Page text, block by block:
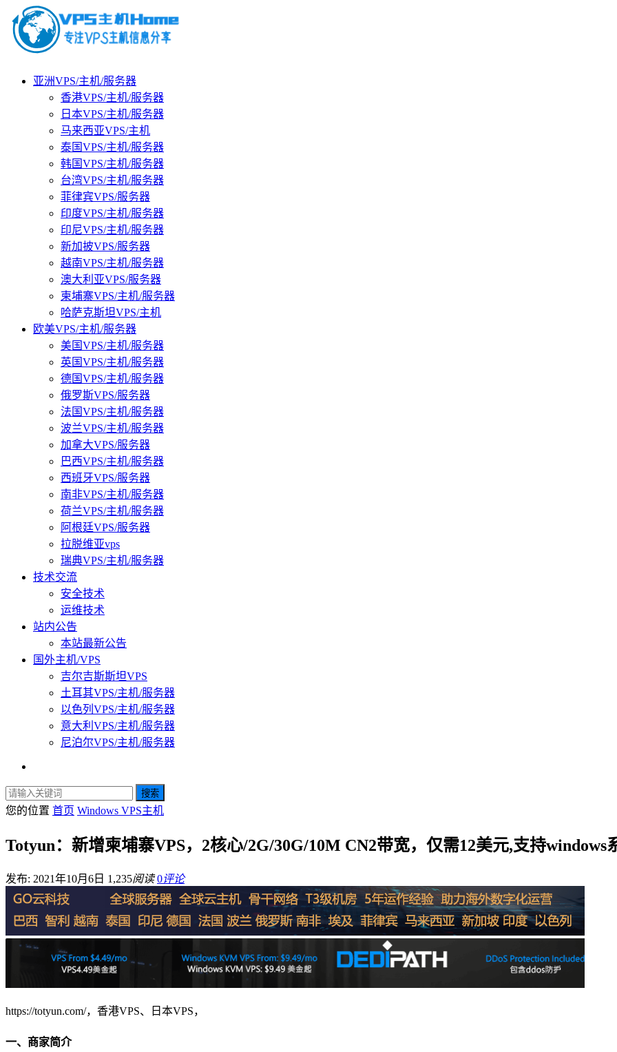
亚洲VPS/主机/服务器
香港VPS/主机/服务器
日本VPS/主机/服务器
马来西亚VPS/主机
泰国VPS/主机/服务器
韩国VPS/主机/服务器
台湾VPS/主机/服务器
菲律宾VPS/服务器
印度VPS/主机/服务器
印尼VPS/主机/服务器
新加披VPS/服务器
越南VPS/主机/服务器
澳大利亚VPS/服务器
柬埔寨VPS/主机/服务器
哈萨克斯坦VPS/主机
欧美VPS/主机/服务器
美国VPS/主机/服务器
英国VPS/主机/服务器
德国VPS/主机/服务器
俄罗斯VPS/服务器
法国VPS/主机/服务器
波兰VPS/主机/服务器
加拿大VPS/服务器
巴西VPS/主机/服务器
西班牙VPS/服务器
南非VPS/主机/服务器
荷兰VPS/主机/服务器
阿根廷VPS/服务器
拉脱维亚vps
瑞典VPS/主机/服务器
技术交流
安全技术
运维技术
站内公告
本站最新公告
国外主机/VPS
吉尔吉斯斯坦VPS
土耳其VPS/主机/服务器
以色列VPS/主机/服务器
意大利VPS/主机/服务器
尼泊尔VPS/主机/服务器
搜索
您的位置 首页 Windows VPS主机
Totyun：新增柬埔寨VPS，2核心/2G/30G/10M CN2带宽，仅需12美元,支持windows
发布: 2021年10月6日 1,235阅读 0评论
https://totyun.com/，香港VPS、日本VPS，
一、商家简介